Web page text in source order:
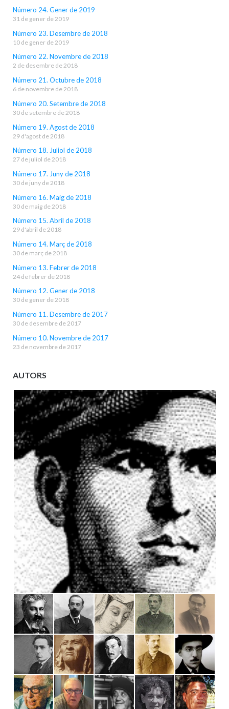
Número 24. Gener de 2019
31 de gener de 2019
Número 23. Desembre de 2018
10 de gener de 2019
Número 22. Novembre de 2018
2 de desembre de 2018
Número 21. Octubre de 2018
6 de novembre de 2018
Número 20. Setembre de 2018
30 de setembre de 2018
Número 19. Agost de 2018
29 d'agost de 2018
Número 18. Juliol de 2018
27 de juliol de 2018
Número 17. Juny de 2018
30 de juny de 2018
Número 16. Maig de 2018
30 de maig de 2018
Número 15. Abril de 2018
29 d'abril de 2018
Número 14. Març de 2018
30 de març de 2018
Número 13. Febrer de 2018
24 de febrer de 2018
Número 12. Gener de 2018
30 de gener de 2018
Número 11. Desembre de 2017
30 de desembre de 2017
Número 10. Novembre de 2017
23 de novembre de 2017
AUTORS